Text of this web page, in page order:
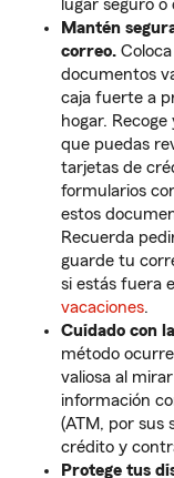
lugar seguro
Mantén
correo.
documentos
caja fuerte a
hogar.
que puedas
tarjetas de
formularios
estos
Recuerda
guarde tu
si estás fuera
vacaciones.
Cuidado con
método
valiosa al
información
(ATM, por sus
crédito y
Protege tus